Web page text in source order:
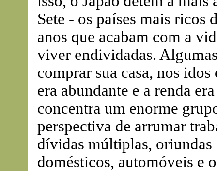
Sete - os países mais ricos
anos que acabam com a
viver endividadas.
comprar sua casa, nos
era abundante e a renda
concentra um enorme
perspectiva de arrumar
dívidas múltiplas, oriundas
domésticos, automóveis e